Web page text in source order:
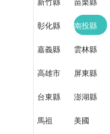
彰化縣 南投縣
嘉義縣 雲林縣
高雄市 屏東縣
台東縣 澎湖縣
馬祖 美國